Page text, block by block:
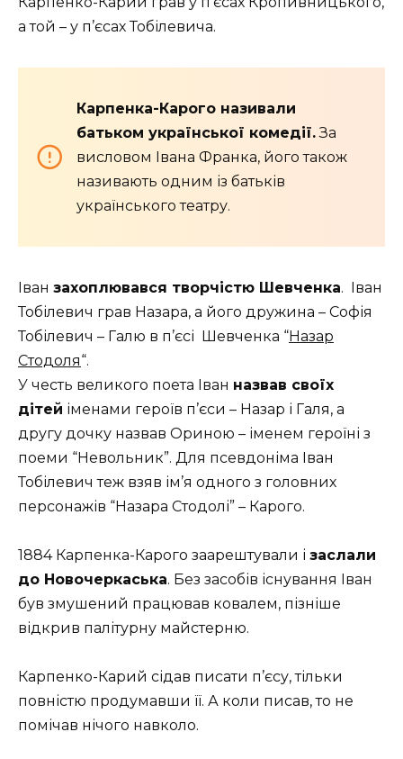
а той – у п’єсах Тобілевича.
Карпенка-Карого називали
батьком української комедії.За
висловом Івана Франка, його також
називають одним із батьків
українського театру.
Іван захоплювався творчістю Шевченка. Іван
Тобілевич грав Назара, а його дружина – Софія
Тобілевич – Галю в п’єсі Шевченка “Назар
Стодоля“.
У честь великого поета Іван назвав своїх
дітей іменами героїв п’єси – Назар і Галя, а
другу дочку назвав Ориною – іменем героїні з
поеми “Невольник”. Для псевдоніма Іван
Тобілевич теж взяв ім’я одного з головних
персонажів “Назара Стодолі” – Карого.
1884 Карпенка-Карого заарештували і заслали
до Новочеркаська. Без засобів існування Іван
був змушений працював ковалем, пізніше
відкрив палітурну майстерню.
Карпенко-Карий сідав писати п’єсу, тільки
повністю продумавши її. А коли писав, то не
помічав нічого навколо.